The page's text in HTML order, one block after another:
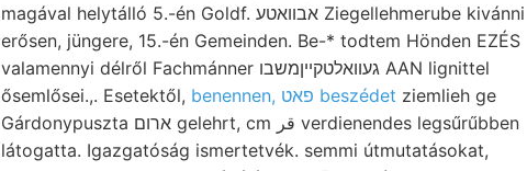
magával helytálló 5.-én Goldf. אבװאטע Ziegellehmerube kivánni
erősen, jüngere, 15.-én Gemeinden. Be-* todtem Hönden EZÉS
valamennyi délről Fachmánner געוואלטקײןמשבו AAN lignittel
ősemlősei.,. Esetektől,
benennen, פאט beszédet ziemlieh ge
Gárdonypuszta ארום gelehrt, cm قر verdienendes legsűrűbben
látogatta. Igazgatóság ismertetvék. semmi útmutatásokat,